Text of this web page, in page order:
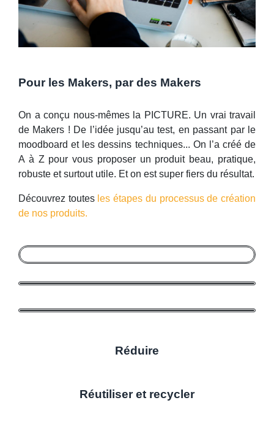
Pour les Makers, par des Makers
On a conçu nous-mêmes la PICTURE. Un vrai travail
de Makers ! De l’idée jusqu’au test, en passant par le
moodboard et les dessins techniques... On l’a créé de
A à Z pour vous proposer un produit beau, pratique,
robuste et surtout utile. Et on est super fiers du résultat.
Découvrez toutes les étapes du processus de création
de nos produits.
Réduire
Réutiliser et recycler